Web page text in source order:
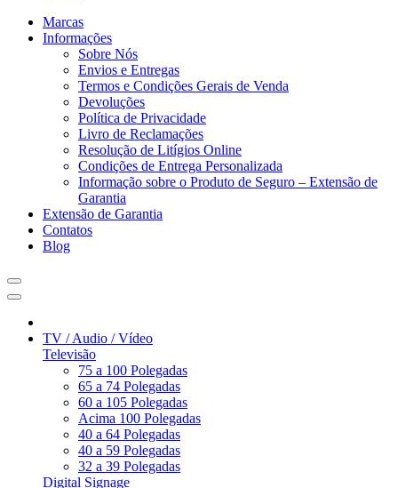
Marcas
Informações
Sobre Nós
Envios e Entregas
Termos e Condições Gerais de Venda
Devoluções
Política de Privacidade
Livro de Reclamações
Resolução de Litígios Online
Condições de Entrega Personalizada
Informação sobre o Produto de Seguro – Extensão de
Garantia
Extensão de Garantia
Contatos
Blog
TV / Audio / Vídeo
Televisão
75 a 100 Polegadas
65 a 74 Polegadas
60 a 105 Polegadas
Acima 100 Polegadas
40 a 64 Polegadas
40 a 59 Polegadas
32 a 39 Polegadas
Digital Signage